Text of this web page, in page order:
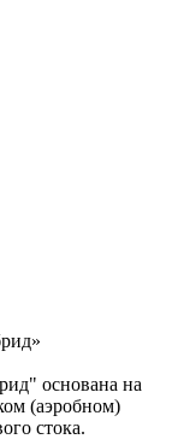
основана на
(аэробном)
стока.